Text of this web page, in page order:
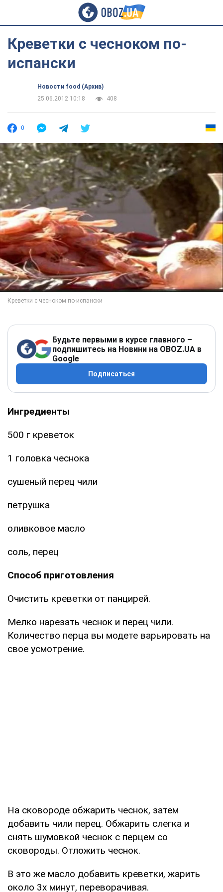
Креветки с чесноком по-
испански
Новости food (Архив)
25.06.2012 10:18
408
0
Будьте первыми в курсе главного –
подпишитесь на Новини на OBOZ.UA в
Google
Подписаться
Ингредиенты
500 г креветок
1 головка чеснока
сушеный перец чили
петрушка
оливковое масло
соль, перец
Способ приготовления
Очистить креветки от панцирей.
Мелко нарезать чеснок и перец чили.
Количество перца вы модете варьировать на
свое усмотрение.
На сковороде обжарить чеснок, затем
добавить чили перец. Обжарить слегка и
снять шумовкой чеснок с перцем со
сковороды. Отложить чеснок.
В это же масло добавить креветки, жарить
около 3х минут, переворачивая.